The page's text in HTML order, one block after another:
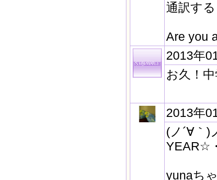
通訳す
Are you
2013年
お久！
2013年
(ノ´∀｀)
YEAR☆
yunaち